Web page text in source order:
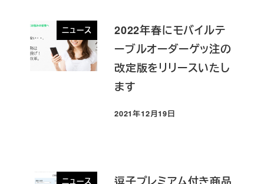
ニュース
2022年春にモバイルテ
ーブルオーダーゲッ注の
改定版をリリースいたし
ます
投稿日
2021年12月19日
ニュース